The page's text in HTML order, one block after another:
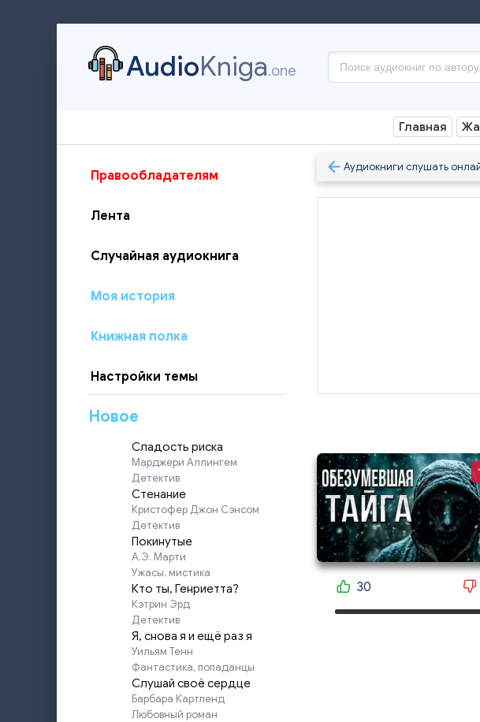
AudioKniga.one
Главная
Правообладателям
Лента
Случайная аудиокнига
Моя история
Книжная полка
Настройки темы
Новое
Сладость риска
Марджери Аллингем
Детектив
Стенание
Кристофер Джон Сэнсом
Детектив
Покинутые
А.Э. Марти
Ужасы, мистика
Кто ты, Генриетта?
Кэтрин Эрд
Детектив
Я, снова я и ещё раз я
Уильям Тенн
Фантастика, попаданцы
Слушай своё сердце
Барбара Картленд
Любовный роман
Аудиокниги слушать
30